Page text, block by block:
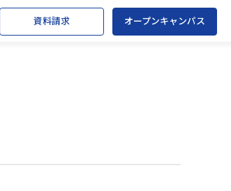
資料請求 オープンキャンパス